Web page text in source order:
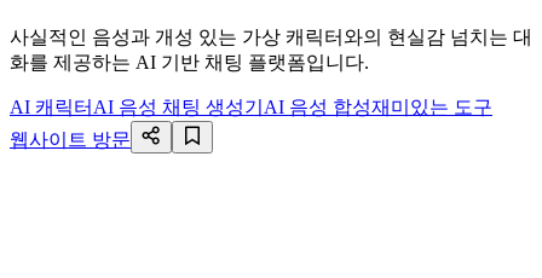
사실적인 음성과 개성 있는 가상 캐릭터와의 현실감 넘치는 대
화를 제공하는 AI 기반 채팅 플랫폼입니다.
AI 캐릭터 AI 음성 채팅 생성기 AI 음성 합성재미있는 도구
웹사이트 방문